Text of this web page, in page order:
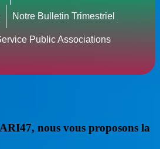
Notre Bulletin Trimestriel
Public Associations
nous vous proposons la